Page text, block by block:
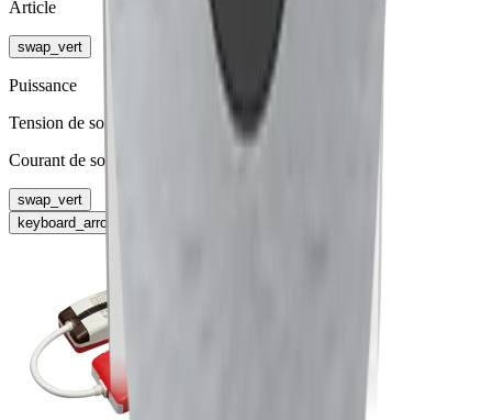
Article
swap_vert
Puissance
Tension de sortie
Courant de sortie
swap_vert
keyboard_arrow_right